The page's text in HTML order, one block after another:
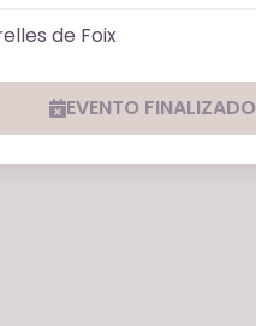
de Foix
EVENTO FINALIZADO